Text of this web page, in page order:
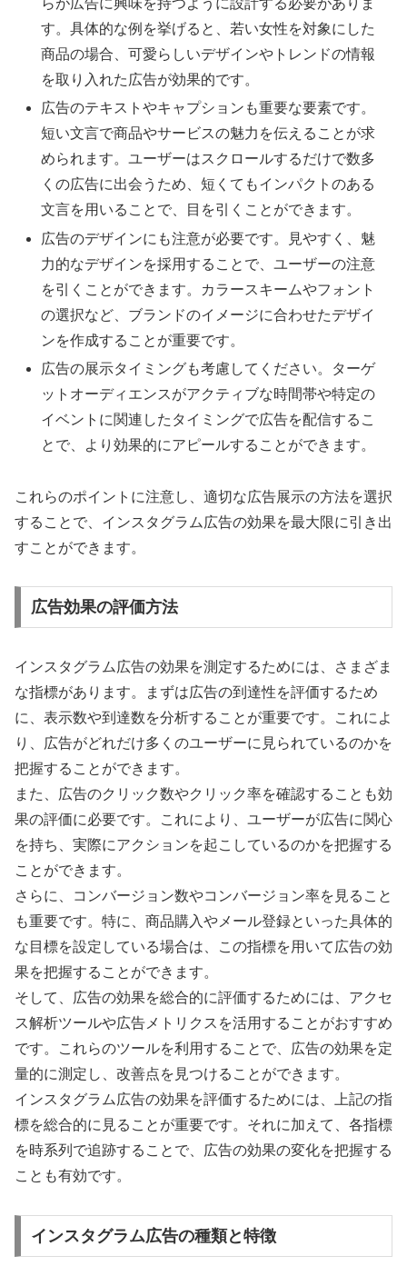
らが広告に興味を持つように設計する必要がありま
す。具体的な例を挙げると、若い女性を対象にした
商品の場合、可愛らしいデザインやトレンドの情報
を取り入れた広告が効果的です。
広告のテキストやキャプションも重要な要素です。
短い文言で商品やサービスの魅力を伝えることが求
められます。ユーザーはスクロールするだけで数多
くの広告に出会うため、短くてもインパクトのある
文言を用いることで、目を引くことができます。
広告のデザインにも注意が必要です。見やすく、魅
力的なデザインを採用することで、ユーザーの注意
を引くことができます。カラースキームやフォント
の選択など、ブランドのイメージに合わせたデザイ
ンを作成することが重要です。
広告の展示タイミングも考慮してください。ターゲ
ットオーディエンスがアクティブな時間帯や特定の
イベントに関連したタイミングで広告を配信するこ
とで、より効果的にアピールすることができます。
これらのポイントに注意し、適切な広告展示の方法を選択
することで、インスタグラム広告の効果を最大限に引き出
すことができます。
広告効果の評価方法
インスタグラム広告の効果を測定するためには、さまざま
な指標があります。まずは広告の到達性を評価するため
に、表示数や到達数を分析することが重要です。これによ
り、広告がどれだけ多くのユーザーに見られているのかを
把握することができます。
また、広告のクリック数やクリック率を確認することも効
果の評価に必要です。これにより、ユーザーが広告に関心
を持ち、実際にアクションを起こしているのかを把握する
ことができます。
さらに、コンバージョン数やコンバージョン率を見ること
も重要です。特に、商品購入やメール登録といった具体的
な目標を設定している場合は、この指標を用いて広告の効
果を把握することができます。
そして、広告の効果を総合的に評価するためには、アクセ
ス解析ツールや広告メトリクスを活用することがおすすめ
です。これらのツールを利用することで、広告の効果を定
量的に測定し、改善点を見つけることができます。
インスタグラム広告の効果を評価するためには、上記の指
標を総合的に見ることが重要です。それに加えて、各指標
を時系列で追跡することで、広告の効果の変化を把握する
ことも有効です。
インスタグラム広告の種類と特徴